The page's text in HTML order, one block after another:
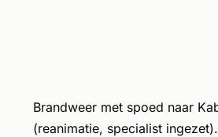
Brandweer met spoed naar
(reanimatie, specialist